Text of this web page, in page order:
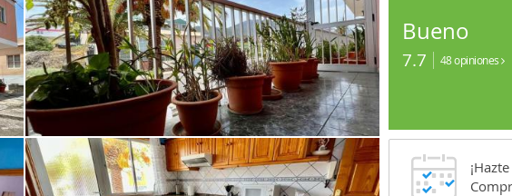
Bueno
7.7 48 opiniones